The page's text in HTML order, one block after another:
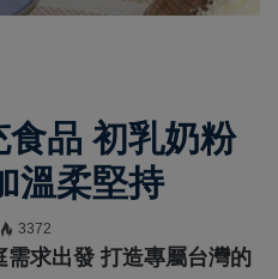
品 初乳奶粉
溫柔堅持
3372
求出發 打造專屬台灣的